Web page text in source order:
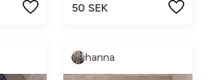
50 SEK
hanna